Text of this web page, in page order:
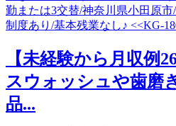
【未経験から月収例
スウォッシュや歯磨
品...